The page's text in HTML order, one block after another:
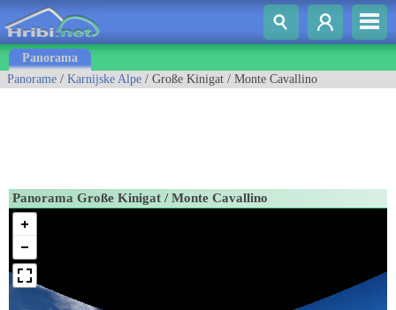
Panorama
Panorame / Karnijske Alpe / Große Kinigat / Monte Cavallino
Panorama Große Kinigat / Monte Cavallino